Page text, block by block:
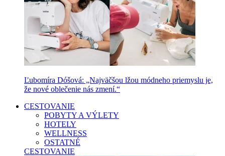
Ľubomíra Dóšová: „Najväčšou lžou módneho priemyslu je,
že nové oblečenie nás zmení.“
CESTOVANIE
POBYTY A VÝLETY
HOTELY
WELLNESS
OSTATNÉ
CESTOVANIE